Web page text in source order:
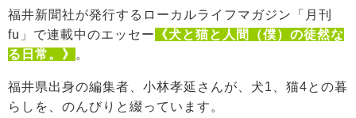
福井新聞社が発行するローカルライフマガジン「月刊
fu」で連載中のエッセー
《犬と猫と人間（僕）の徒然な
る日常。》
。
福井県出身の編集者、小林孝延さんが、犬1、猫4との暮
らしを、のんびりと綴っています。